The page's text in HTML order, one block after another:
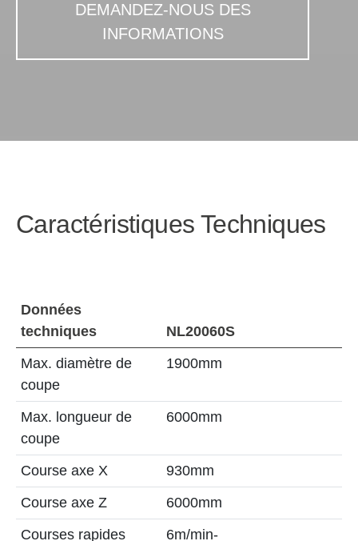
DEMANDEZ-NOUS DES
INFORMATIONS
Caractéristiques Techniques
Données
techniques
NL20060S
Max. diamètre de
coupe
1900mm
Max. longueur de
coupe
6000mm
Course axe X
930mm
Course axe Z
6000mm
Courses rapides
6m/min-